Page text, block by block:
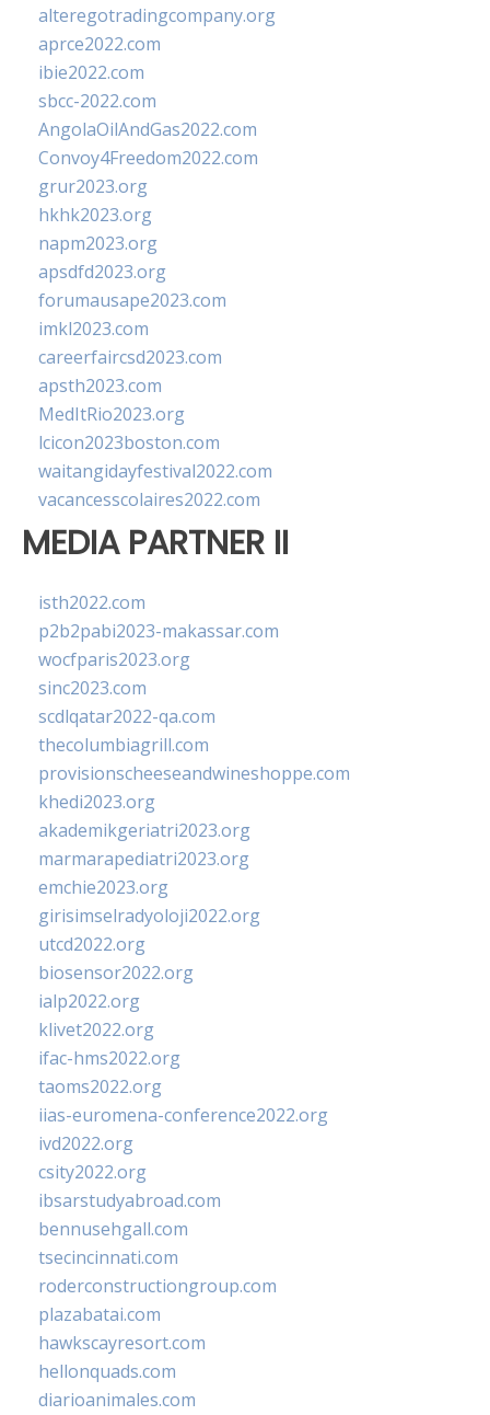
alteregotradingcompany.org
aprce2022.com
ibie2022.com
sbcc-2022.com
AngolaOilAndGas2022.com
Convoy4Freedom2022.com
grur2023.org
hkhk2023.org
napm2023.org
apsdfd2023.org
forumausape2023.com
imkl2023.com
careerfaircsd2023.com
apsth2023.com
MedItRio2023.org
lcicon2023boston.com
waitangidayfestival2022.com
vacancesscolaires2022.com
MEDIA PARTNER II
isth2022.com
p2b2pabi2023-makassar.com
wocfparis2023.org
sinc2023.com
scdlqatar2022-qa.com
thecolumbiagrill.com
provisionscheeseandwineshoppe.com
khedi2023.org
akademikgeriatri2023.org
marmarapediatri2023.org
emchie2023.org
girisimselradyoloji2022.org
utcd2022.org
biosensor2022.org
ialp2022.org
klivet2022.org
ifac-hms2022.org
taoms2022.org
iias-euromena-conference2022.org
ivd2022.org
csity2022.org
ibsarstudyabroad.com
bennusehgall.com
tsecincinnati.com
roderconstructiongroup.com
plazabatai.com
hawkscayresort.com
hellonquads.com
diarioanimales.com